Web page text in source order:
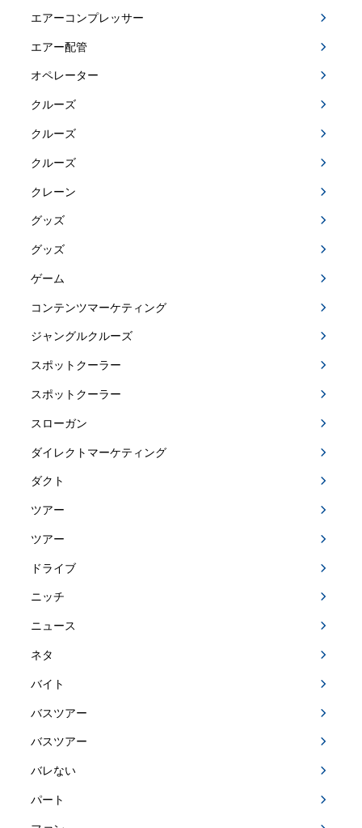
エアーコンプレッサー
エアー配管
オペレーター
クルーズ
クルーズ
クルーズ
クレーン
グッズ
グッズ
ゲーム
コンテンツマーケティング
ジャングルクルーズ
スポットクーラー
スポットクーラー
スローガン
ダイレクトマーケティング
ダクト
ツアー
ツアー
ドライブ
ニッチ
ニュース
ネタ
バイト
バスツアー
バスツアー
バレない
パート